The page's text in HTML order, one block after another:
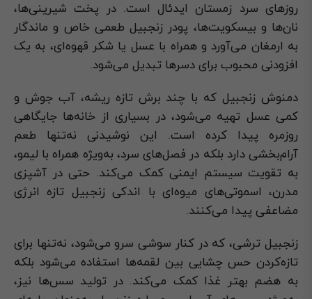
روزهای سرد زمستان ایدئال است. در پخت شیرینی‌ها،
نان‌ها و بیسکویت‌ها، پودر زنجبیل طعمی خاص و ماندگار
به ارمغان می‌آورد و همراه با عسل یا شکر قهوه‌ای، به یک
افزودنی محبوب برای دسرها تبدیل می‌شود.
دمنوش زنجبیل که با چند برش تازه ریشه، آب جوش و
کمی عسل تهیه می‌شود، در بسیاری از خانه‌ها جایگاهی
روزمره پیدا کرده است. این نوشیدنی نه‌تنها طعم
آرام‌بخشی دارد بلکه در فصل‌های سرد، به‌ویژه همراه با لیمو،
به تقویت سیستم ایمنی کمک می‌کند. حتی در آشپزی
مدرن، اسموتی‌های میوه‌ای با اندکی زنجبیل تازه انرژی
مضاعفی پیدا می‌کنند.
زنجبیل ترشی، که در کنار سوشی سرو می‌شود، نه‌تنها برای
تازه‌کردن حس چشایی بین لقمه‌ها استفاده می‌شود بلکه
به هضم بهتر غذا کمک می‌کند. در تولید سس‌ها نیز،